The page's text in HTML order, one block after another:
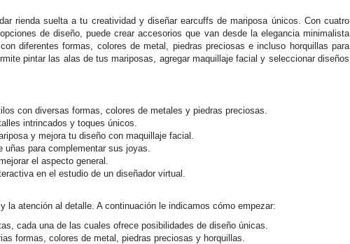
rienda suelta a tu creatividad y diseñar earcuffs de mariposa únicos. Con cuatro
de diseño, puede crear accesorios que van desde la elegancia minimalista
diferentes formas, colores de metal, piedras preciosas e incluso horquillas para
pintar las alas de tus mariposas, agregar maquillaje facial y seleccionar diseños
con diversas formas, colores de metales y piedras preciosas.
intrincados y toques únicos.
y mejora tu diseño con maquillaje facial.
para complementar sus joyas.
el aspecto general.
en el estudio de un diseñador virtual.
atención al detalle. A continuación le indicamos cómo empezar:
cada una de las cuales ofrece posibilidades de diseño únicas.
formas, colores de metal, piedras preciosas y horquillas.